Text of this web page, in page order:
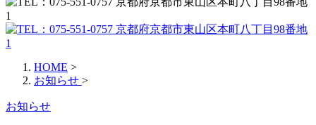
HOME >
お知らせ >
お知らせ